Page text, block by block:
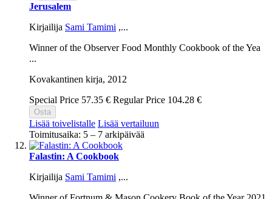
Jerusalem
Kirjailija Sami Tamimi ,...
Winner of the Observer Food Monthly Cookbook of the Yea
...
Kovakantinen kirja, 2012
Special Price 57.35 € Regular Price 104.28 €
Osta
Lisää toivelistalle Lisää vertailuun
Toimitusaika: 5 – 7 arkipäivää
Falastin: A Cookbook
Kirjailija Sami Tamimi ,...